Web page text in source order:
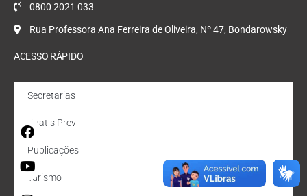
0800 2021 033
Rua Professora Ana Ferreira de Oliveira, Nº 47, Bondarowsky
ACESSO RÁPIDO
Secretarias
Quatis Prev
Publicações
Turismo